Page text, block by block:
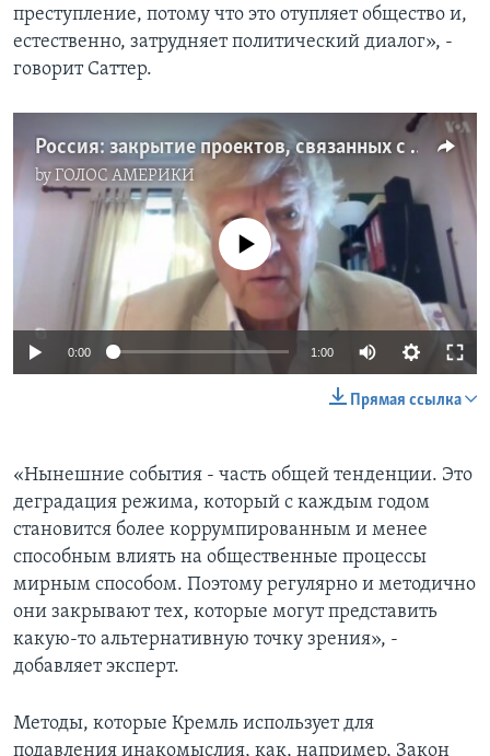
преступление, потому что это отупляет общество и,
естественно, затрудняет политический диалог», -
говорит Саттер.
Россия: закрытие проектов, связанных с Михаилом Ходорковским
byГОЛОС АМЕРИКИ
No media source currently available
0:00 1:00
Прямая ссылка
«Нынешние события - часть общей тенденции. Это
деградация режима, который с каждым годом
становится более коррумпированным и менее
способным влиять на общественные процессы
мирным способом. Поэтому регулярно и методично
они закрывают тех, которые могут представить
какую-то альтернативную точку зрения», -
добавляет эксперт.
Методы, которые Кремль использует для
подавления инакомыслия, как, например, Закон